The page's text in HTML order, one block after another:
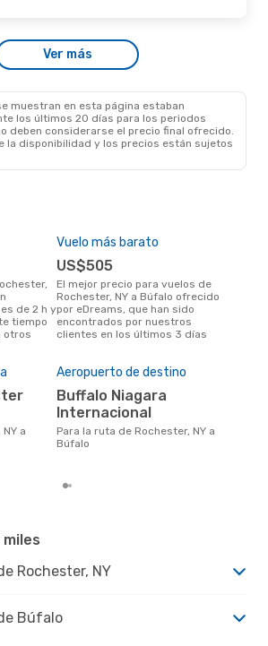
- Dom., 13 De Sep.
1 EscalaVer más
muestran en esta página estaban
los últimos 20 días para los periodos
deben considerarse el precio final ofrecido.
la disponibilidad y los precios están sujetos
de 2 h y
tiempo
otros
Vuelo más barato
US$505
El mejor precio para vuelos de
Rochester, NY a Búfalo ofrecido
por eDreams, que han sido
encontrados por nuestros
clientes en los últimos 3 días
Aeropuerto de destino
Buffalo Niagara
Internacional
Para la ruta de Rochester, NY a
Búfalo
Rochester, NY
Búfalo